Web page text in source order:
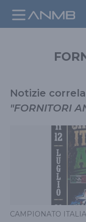
Notizie
"FORNITORI
CAMPIONATO